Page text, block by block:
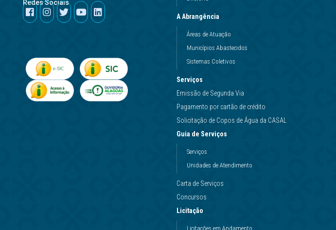
Redes Sociais
A Abrangência
Áreas de Atuação
Municípios Abastecidos
Sistemas Coletivos
Serviços
Emissão de Segunda Via
Pagamento por cartão de crédito
Solicitação de Copos de Água da CASAL
Guia de Serviços
Serviços
Unidades de Atendimento
Carta de Serviços
Concursos
Licitação
Licitações em Andamento